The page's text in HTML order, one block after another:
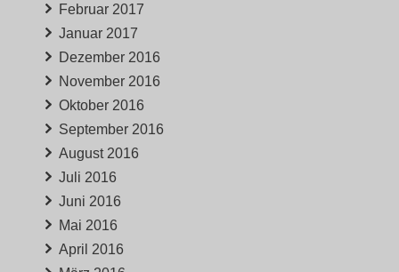
Februar 2017
Januar 2017
Dezember 2016
November 2016
Oktober 2016
September 2016
August 2016
Juli 2016
Juni 2016
Mai 2016
April 2016